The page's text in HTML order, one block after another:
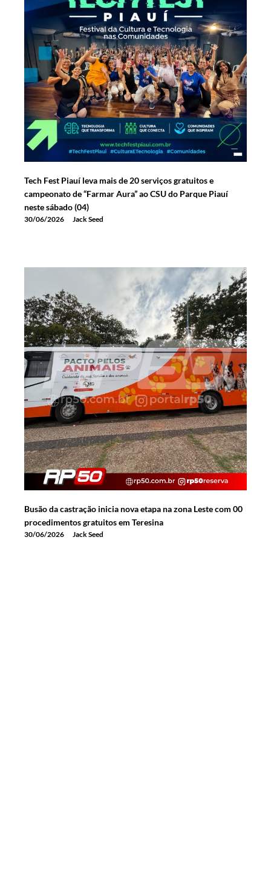
Tech Fest Piauí leva mais de 20 serviços gratuitos e
campeonato de “Farmar Aura” ao CSU do Parque Piauí
neste sábado (04)
30/06/2026 Jack Seed
Busão da castração inicia nova etapa na zona Leste com 00
procedimentos gratuitos em Teresina
30/06/2026 Jack Seed